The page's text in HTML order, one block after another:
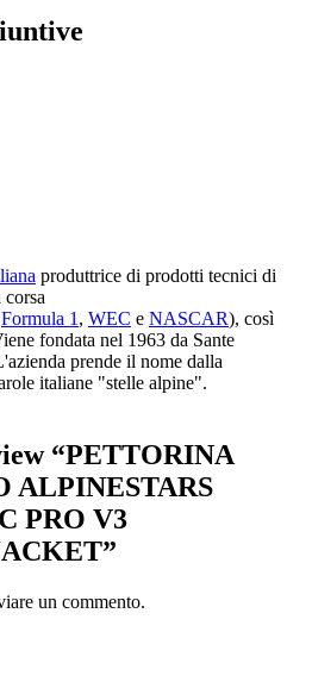
produttrice di prodotti tecnici di
corsa
Formula 1 , WEC e NASCAR), così
fondata nel 1963 da Sante
prende il nome dalla
italiane "stelle alpine".
“PETTORINA
ALPINESTARS
PRO V3
un commento.